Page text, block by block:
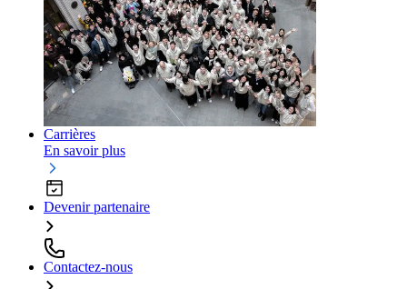
Carrières
En savoir plus
Devenir partenaire
Contactez-nous